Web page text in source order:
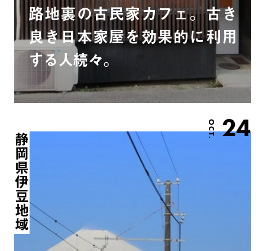
路地裏の古民家カフェ。古き
良き日本家屋を効果的に利用
する人続々。
OCT. 24
静岡県伊豆地域